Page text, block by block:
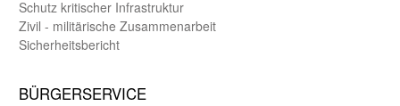
Schutz kritischer Infra­struktur
Zivil - militärische Zusammen­arbeit
Sicherheits­bericht
BÜRGER­SERVICE